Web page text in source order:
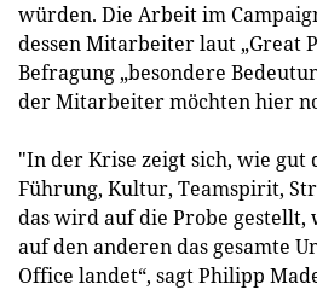
würden. Die Arbeit im
dessen Mitarbeiter laut „Great
Befragung „besondere
der Mitarbeiter möchten hier
"In der Krise zeigt sich, wie
Führung, Kultur, Teamspirit,
das wird auf die Probe gestellt,
auf den anderen das gesamte
Office landet“, sagt Philipp